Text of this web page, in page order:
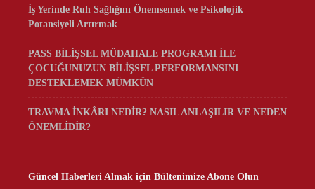
İş Yerinde Ruh Sağlığını Önemsemek ve Psikolojik
Potansiyeli Artırmak
PASS BİLİŞSEL MÜDAHALE PROGRAMI İLE
ÇOCUĞUNUZUN BİLİŞSEL PERFORMANSINI
DESTEKLEMEK MÜMKÜN
TRAVMA İNKÂRI NEDİR? NASIL ANLAŞILIR VE NEDEN
ÖNEMLİDİR?
Güncel Haberleri Almak için Bültenimize Abone Olun